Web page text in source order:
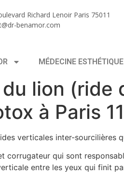
Richard Lenoir Paris 75011
benamor.com
MÉDECINE ESTHÉTIQUE
lion (ride
à Paris 11
verticales inter-sourcilières
corrugateur qui sont
entre les yeux qui finit